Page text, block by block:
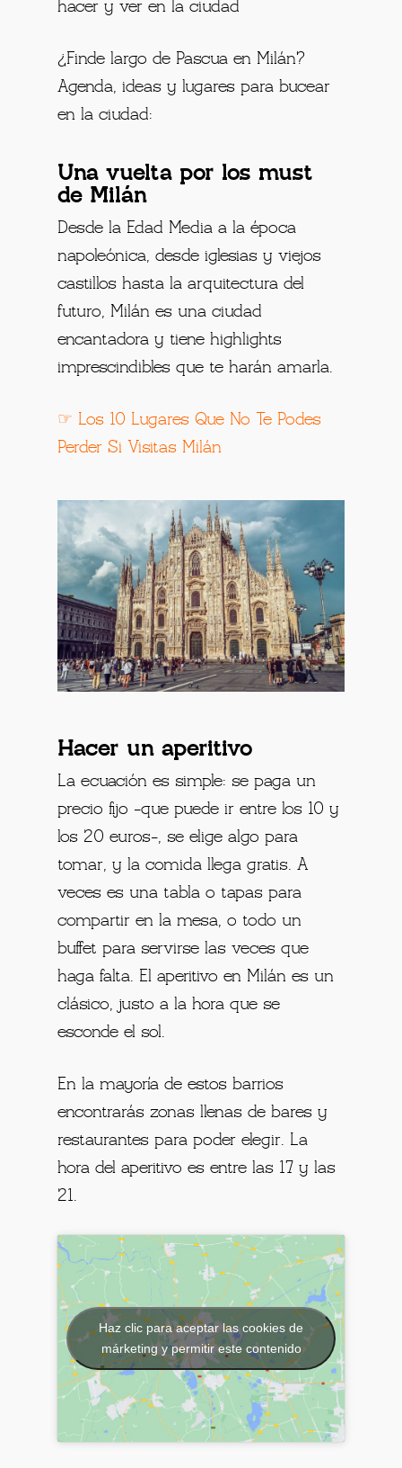
hacer y ver en la ciudad
¿Finde largo de Pascua en Milán?
Agenda, ideas y lugares para bucear
en la ciudad:
Una vuelta por los must
de Milán
Desde la Edad Media a la época
napoleónica, desde iglesias y viejos
castillos hasta la arquitectura del
futuro, Milán es una ciudad
encantadora y tiene highlights
imprescindibles que te harán amarla.
☞ Los 10 Lugares Que No Te Podes
Perder Si Visitas Milán
Hacer un aperitivo
La ecuación es simple: se paga un
precio fijo -que puede ir entre los 10 y
los 20 euros-, se elige algo para
tomar, y la comida llega gratis. A
veces es una tabla o tapas para
compartir en la mesa, o todo un
buffet para servirse las veces que
haga falta. El aperitivo en Milán es un
clásico, justo a la hora que se
esconde el sol.
En la mayoría de estos barrios
encontrarás zonas llenas de bares y
restaurantes para poder elegir. La
hora del aperitivo es entre las 17 y las
21.
Haz clic para aceptar las cookies de
márketing y permitir este contenido